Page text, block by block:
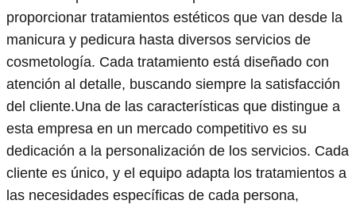
proporcionar tratamientos estéticos que van desde la
manicura y pedicura hasta diversos servicios de
cosmetología. Cada tratamiento está diseñado con
atención al detalle, buscando siempre la satisfacción
del cliente.Una de las características que distingue a
esta empresa en un mercado competitivo es su
dedicación a la personalización de los servicios. Cada
cliente es único, y el equipo adapta los tratamientos a
las necesidades específicas de cada persona,